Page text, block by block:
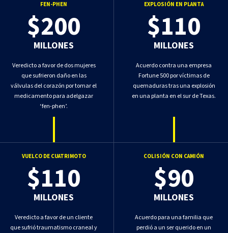
FEN-PHEN
$200
MILLONES
Veredicto a favor de dos mujeres
que sufrieron daño en las
válvulas del corazón por tomar el
medicamento para adelgazar
‘fen-phen’.
EXPLOSIÓN EN PLANTA
$110
MILLONES
Acuerdo contra una empresa
Fortune 500 por víctimas de
quemaduras tras una explosión
en una planta en el sur de Texas.
VUELCO DE CUATRIMOTO
$110
MILLONES
Veredicto a favor de un cliente
que sufrió traumatismo craneal y
COLISIÓN CON CAMIÓN
$90
MILLONES
Acuerdo para una familia que
perdió a un ser querido en un